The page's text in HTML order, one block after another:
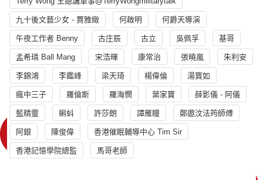
九十後文藝少女 - 賈雅緻 何啟明 何爵天導演
午夜工作者 Benny 古庄辰 古立 吳佩孚 基哥
孟希璘 Ball Mang 宋浩暉 康常治 張曉嵐 朱利安
李錦鴻 李鑑峰 梁天琦 楊偉倫 湯寳如
瘋中三子 羅倫斯 羅海憫 葉家寶 薛影儀 - 阿儀
藍精靈 蝌蚪 許莎朗 譚雁瞳 鄭遨汶法筠師傅
阿銀 陳俊偉 香港催眠輔導中心 Tim Sir
香港記憶學院總監 馬哥老師